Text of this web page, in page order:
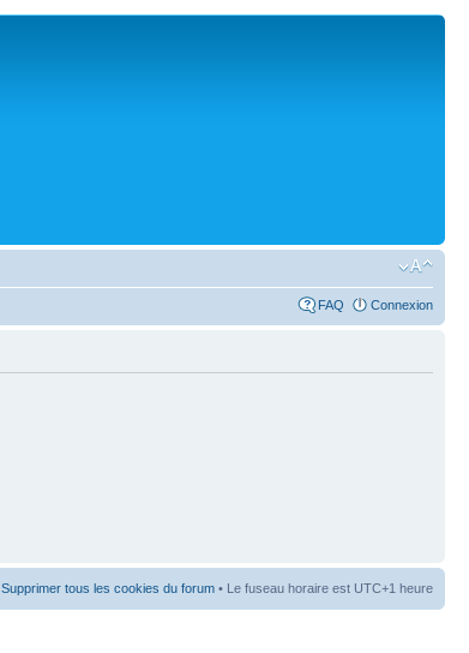
FAQ Connexion
Supprimer tous les cookies du forum • Le fuseau horaire est UTC+1 heure